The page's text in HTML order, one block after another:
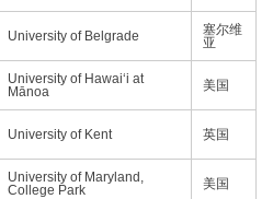
University of Belgrade
塞尔维
亚
University of Hawaiʻi at
Mānoa
美国
University of Kent 英国
University of Maryland,
College Park
美国